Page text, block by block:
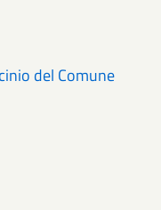
del Comune